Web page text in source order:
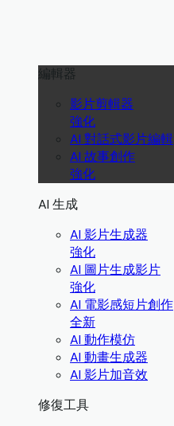
編輯器
影片剪輯器
強化
AI 對話式影片編輯
AI 故事創作
強化
AI 生成
AI 影片生成器
強化
AI 圖片生成影片
強化
AI 電影感短片創作
全新
AI 動作模仿
AI 動畫生成器
AI 影片加音效
修復工具